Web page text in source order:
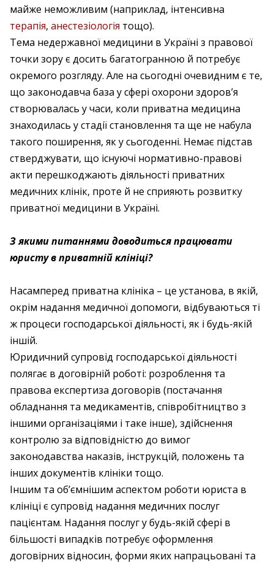
майже неможливим (наприклад, інтенсивна
терапія, анестезіологія тощо).
Тема недержавної медицини в Україні з правової
точки зору є досить багатогранною й потребує
окремого розгляду. Але на сьогодні очевидним є те,
що законодавча база у сфері охорони здоров’я
створювалась у часи, коли приватна медицина
знаходилась у стадії становлення та ще не набула
такого поширення, як у сьогоденні. Немає підстав
стверджувати, що існуючі нормативно-правові
акти перешкоджають діяльності приватних
медичних клінік, проте й не сприяють розвитку
приватної медицини в Україні.
З якими питаннями доводиться працювати
юристу в приватній клініці?
Насамперед приватна клініка – це установа, в якій,
окрім надання медичної допомоги, відбуваються ті
ж процеси господарської діяльності, як і будь-якій
іншій.
Юридичний супровід господарської діяльності
полягає в договірній роботі: розроблення та
правова експертиза договорів (постачання
обладнання та медикаментів, співробітництво з
іншими організаціями і таке інше), здійснення
контролю за відповідністю до вимог
законодавства наказів, інструкцій, положень та
інших документів клініки тощо.
Іншим та об’ємнішим аспектом роботи юриста в
клініці є супровід надання медичних послуг
пацієнтам. Надання послуг у будь-якій сфері в
більшості випадків потребує оформлення
договірних відносин, форми яких напрацьовані та